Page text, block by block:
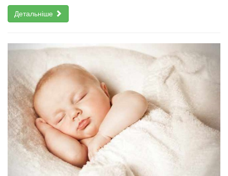
Детальніше